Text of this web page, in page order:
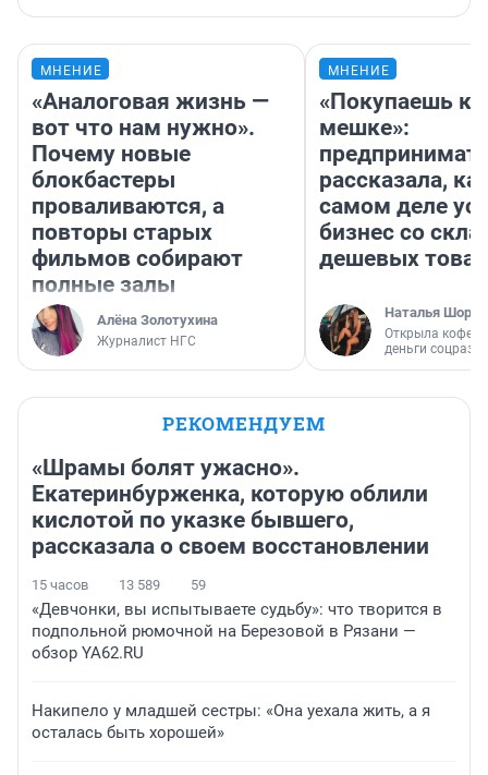
МНЕНИЕ
«Аналоговая жизнь —
вот что нам нужно».
Почему новые
блокбастеры
проваливаются, а
повторы старых
фильмов собирают
полные залы
Алёна Золотухина
Журналист НГС
МНЕНИЕ
«Покупаешь
мешке»:
рассказала,
самом деле
бизнес со
дешевых
Наталья
Открыла
деньги
РЕКОМЕНДУЕМ
«Шрамы болят ужасно».
Екатеринбурженка, которую облили
кислотой по указке бывшего,
рассказала о своем восстановлении
15 часов 13 589 59
«Девчонки, вы испытываете судьбу»: что творится в
подпольной рюмочной на Березовой в Рязани —
обзор YA62.RU
Накипело у младшей сестры: «Она уехала жить, а я
осталась быть хорошей»